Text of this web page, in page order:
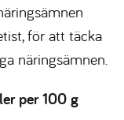
för att täcka
näringsämnen.
per 100 g